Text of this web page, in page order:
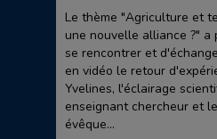
Le thème "Agriculture et
une nouvelle alliance ?" a
se rencontrer et
en vidéo le retour
Yvelines, l'éclairage
enseignant chercheur et
évêque...